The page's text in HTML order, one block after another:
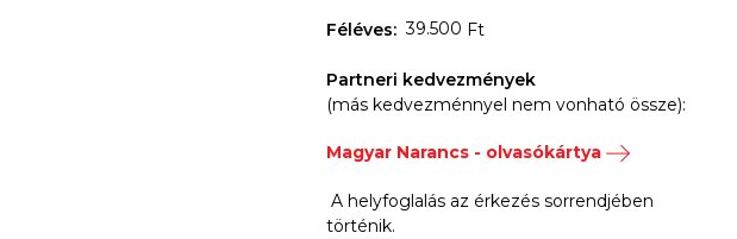
Féléves: 39.500 Ft
Partneri kedvezmények
(más kedvezménnyel nem vonható össze):
Magyar Narancs - olvasókártya
A helyfoglalás az érkezés sorrendjében
történik.